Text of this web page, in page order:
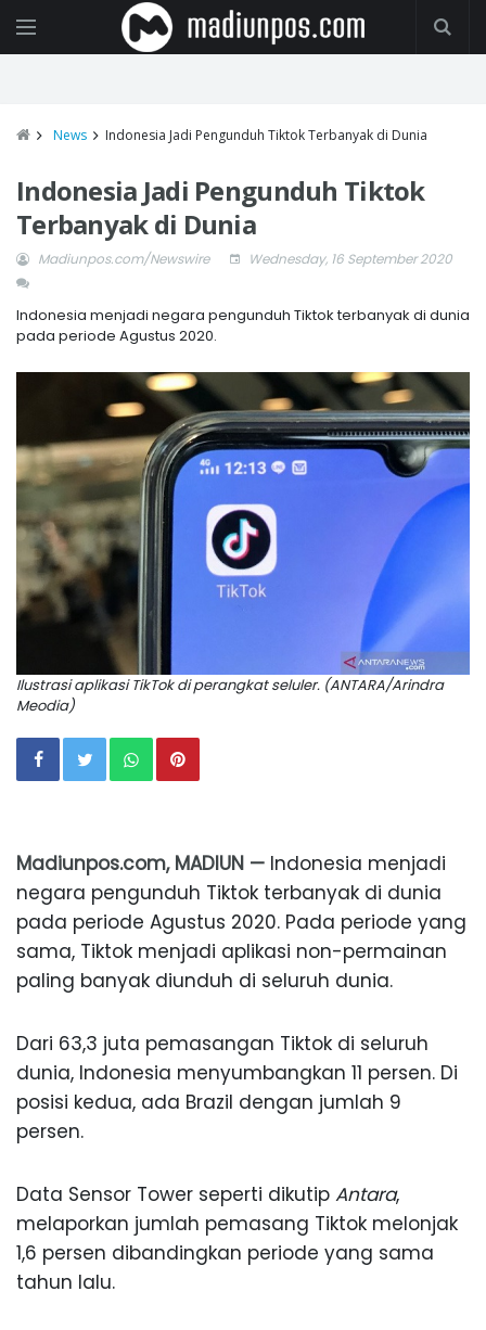
News Indonesia Jadi Pengunduh Tiktok Terbanyak di Dunia
Indonesia Jadi Pengunduh Tiktok
Terbanyak di Dunia
Madiunpos.com/Newswire Wednesday, 16 September 2020
Indonesia menjadi negara pengunduh Tiktok terbanyak di dunia
pada periode Agustus 2020.
Ilustrasi aplikasi TikTok di perangkat seluler. (ANTARA/Arindra
Meodia)
Madiunpos.com, MADIUN — Indonesia menjadi
negara pengunduh Tiktok terbanyak di dunia
pada periode Agustus 2020. Pada periode yang
sama, Tiktok menjadi aplikasi non-permainan
paling banyak diunduh di seluruh dunia.
Dari 63,3 juta pemasangan Tiktok di seluruh
dunia, Indonesia menyumbangkan 11 persen. Di
posisi kedua, ada Brazil dengan jumlah 9
persen.
Data Sensor Tower seperti dikutip Antara,
melaporkan jumlah pemasang Tiktok melonjak
1,6 persen dibandingkan periode yang sama
tahun lalu.